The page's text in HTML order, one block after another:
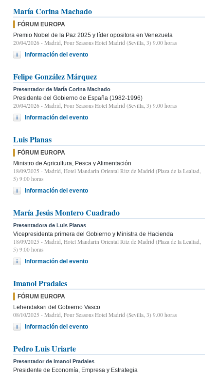
María Corina Machado
FÓRUM EUROPA
Premio Nobel de la Paz 2025 y líder opositora en Venezuela
20/04/2026 - Madrid, Four Seasons Hotel Madrid (Sevilla, 3) 9.00 horas
Información del evento
Felipe González Márquez
Presentador de María Corina Machado
Presidente del Gobierno de España (1982-1996)
20/04/2026 - Madrid, Four Seasons Hotel Madrid (Sevilla, 3) 9.00 horas
Información del evento
Luis Planas
FÓRUM EUROPA
Ministro de Agricultura, Pesca y Alimentación
18/09/2025 - Madrid, Hotel Mandarin Oriental Ritz de Madrid (Plaza de la Lealtad,
5) 9:00 horas
Información del evento
María Jesús Montero Cuadrado
Presentadora de Luis Planas
Vicepresidenta primera del Gobierno y Ministra de Hacienda
18/09/2025 - Madrid, Hotel Mandarin Oriental Ritz de Madrid (Plaza de la Lealtad,
5) 9:00 horas
Información del evento
Imanol Pradales
FÓRUM EUROPA
Lehendakari del Gobierno Vasco
08/10/2025 - Madrid, Four Seasons Hotel Madrid (Sevilla, 3) 9.00 horas
Información del evento
Pedro Luis Uriarte
Presentador de Imanol Pradales
Presidente de Economía, Empresa y Estrategia